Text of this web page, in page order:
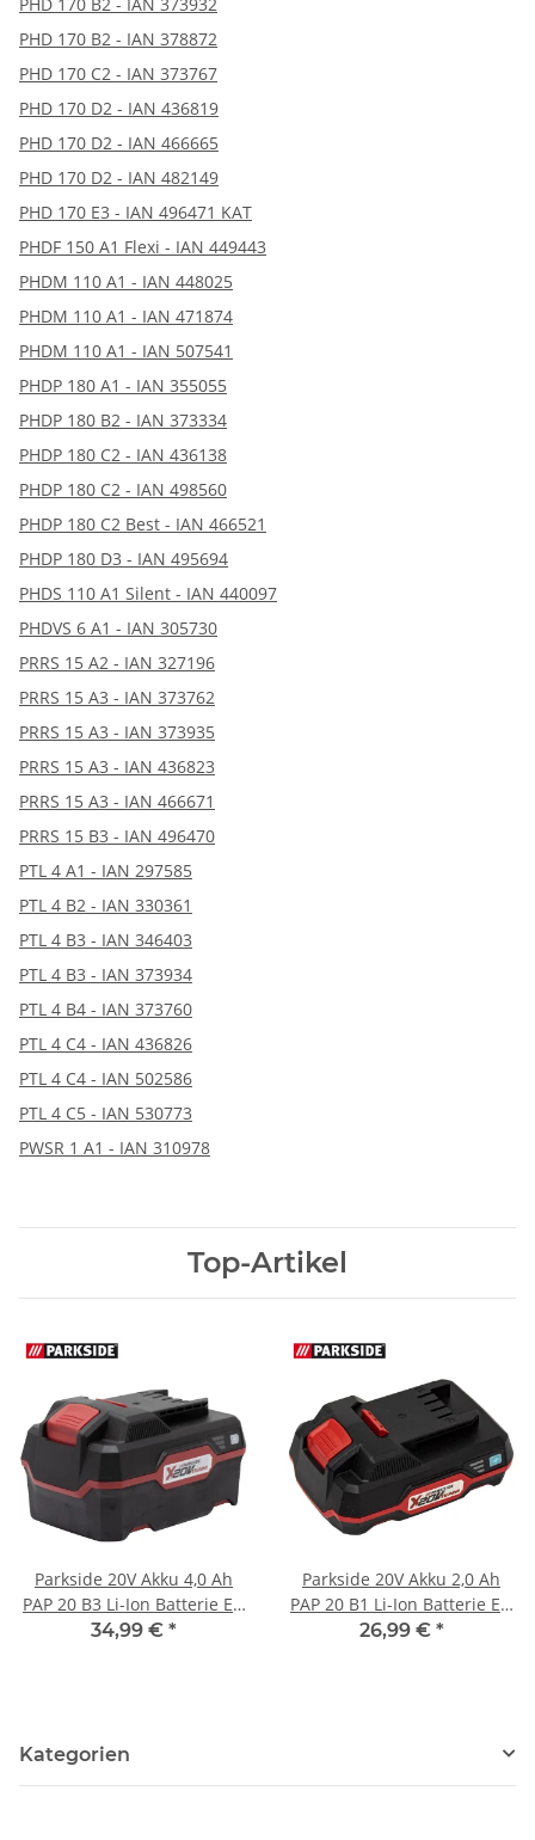
PHD 170 B2 - IAN 378872
PHD 170 C2 - IAN 373767
PHD 170 D2 - IAN 436819
PHD 170 D2 - IAN 466665
PHD 170 D2 - IAN 482149
PHD 170 E3 - IAN 496471 KAT
PHDF 150 A1 Flexi - IAN 449443
PHDM 110 A1 - IAN 448025
PHDM 110 A1 - IAN 471874
PHDM 110 A1 - IAN 507541
PHDP 180 A1 - IAN 355055
PHDP 180 B2 - IAN 373334
PHDP 180 C2 - IAN 436138
PHDP 180 C2 - IAN 498560
PHDP 180 C2 Best - IAN 466521
PHDP 180 D3 - IAN 495694
PHDS 110 A1 Silent - IAN 440097
PHDVS 6 A1 - IAN 305730
PRRS 15 A2 - IAN 327196
PRRS 15 A3 - IAN 373762
PRRS 15 A3 - IAN 373935
PRRS 15 A3 - IAN 436823
PRRS 15 A3 - IAN 466671
PRRS 15 B3 - IAN 496470
PTL 4 A1 - IAN 297585
PTL 4 B2 - IAN 330361
PTL 4 B3 - IAN 346403
PTL 4 B3 - IAN 373934
PTL 4 B4 - IAN 373760
PTL 4 C4 - IAN 436826
PTL 4 C4 - IAN 502586
PTL 4 C5 - IAN 530773
PWSR 1 A1 - IAN 310978
Top-Artikel
Parkside 20V Akku 4,0 Ah
PAP 20 B3 Li-Ion Batterie EU
für Geräte der Parkside X
34,99 € *
Parkside 20V Akku 2,0 Ah
PAP 20 B1 Li-Ion Batterie EU
für Geräte der Parkside X
26,99 € *
Kategorien